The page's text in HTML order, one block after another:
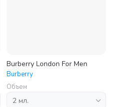
Burberry London For Men
Burberry
Объем